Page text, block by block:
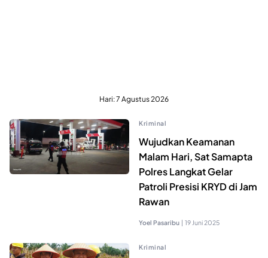
Hari:7 Agustus 2026
Kriminal
Wujudkan Keamanan
Malam Hari, Sat Samapta
Polres Langkat Gelar
Patroli Presisi KRYD di Jam
Rawan
Yoel Pasaribu | 19 Juni 2025
Kriminal